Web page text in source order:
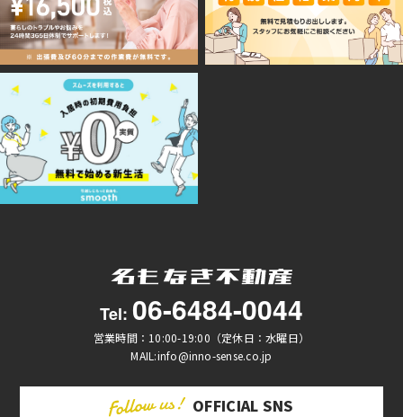
Tel: 06-6484-0044
営業時間：10:00-19:00（定休日：水曜日）
MAIL:info@inno-sense.co.jp
OFFICIAL SNS